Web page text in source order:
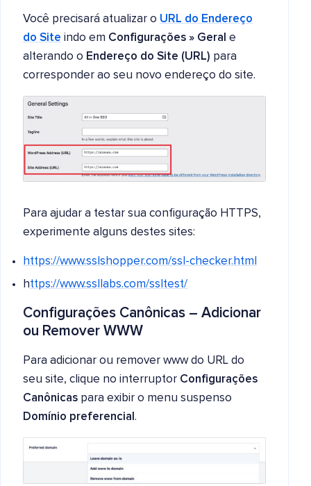
Você precisará atualizar o URL do Endereço
do Site indo em Configurações » Geral e
alterando o Endereço do Site (URL) para
corresponder ao seu novo endereço do site.
Para ajudar a testar sua configuração HTTPS,
experimente alguns destes sites:
https://www.sslshopper.com/ssl-checker.html
https://www.ssllabs.com/ssltest/
Configurações Canônicas – Adicionar
ou Remover WWW
Para adicionar ou remover www do URL do
seu site, clique no interruptor Configurações
Canônicas para exibir o menu suspenso
Domínio preferencial .